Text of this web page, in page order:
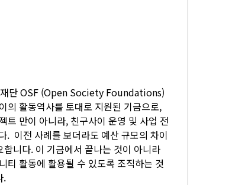
재단 OSF (Open Society Foundations)
의 활동역사를 토대로 지원된 기금으로,
만이 아니라, 친구사이 운영 및 사업 전
. 이전 사례를 보더라도 예산 규모의 차이
니다. 이 기금에서 끝나는 것이 아니라
티 활동에 활용될 수 있도록 조직하는 것
.